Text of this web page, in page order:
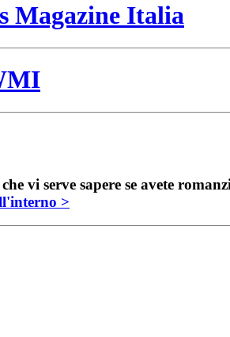
Magazine Italia
vi serve sapere se avete
>